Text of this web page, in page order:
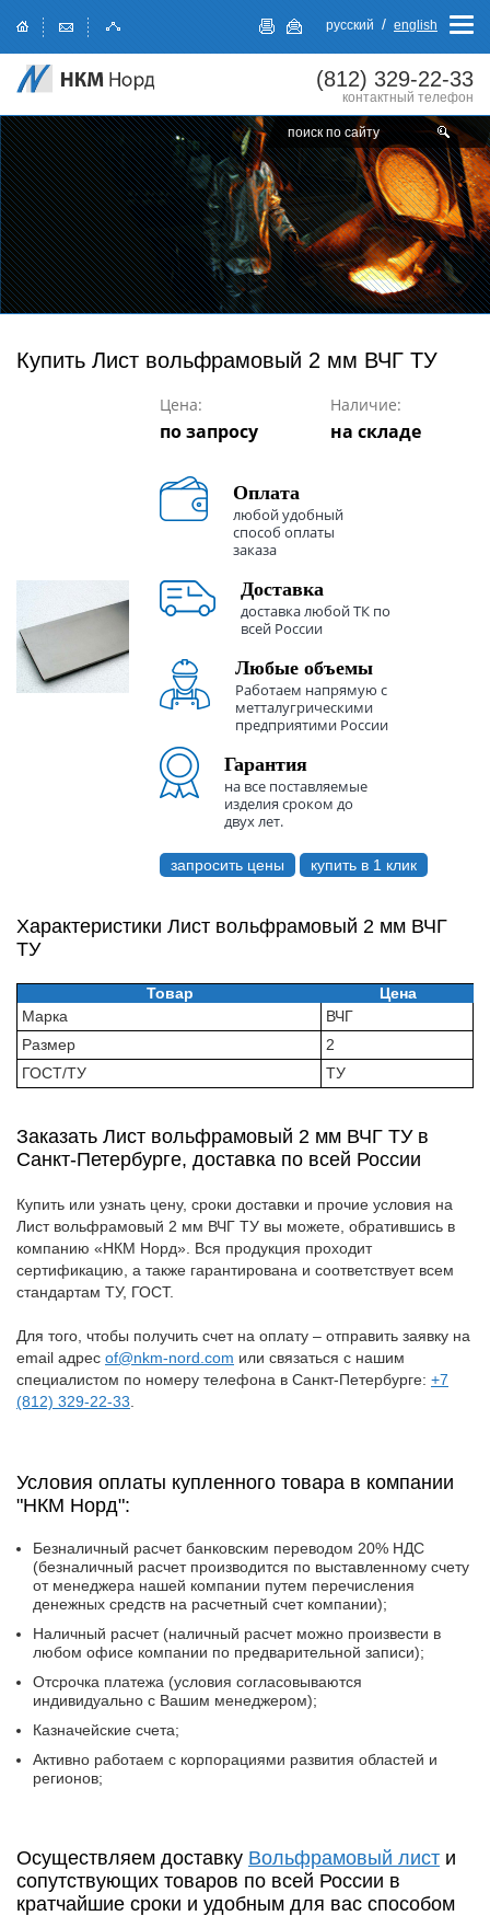
русский / english
(812) 329-22-33
контактный телефон
Купить Лист вольфрамовый 2 мм ВЧГ ТУ
Цена:
по запросу
Наличие:
на складе
Оплата
любой удобный
способ оплаты
заказа
Доставка
доставка любой ТК по
всей России
Любые объемы
Работаем напрямую с
метталугрическими
предприятими России
Гарантия
на все поставляемые
изделия сроком до
двух лет.
запросить цены купить в 1 клик
Характеристики Лист вольфрамовый 2 мм ВЧГ
ТУ
Товар
Цена
Марка
ВЧГ
Размер
2
ГОСТ/ТУ
ТУ
Заказать Лист вольфрамовый 2 мм ВЧГ ТУ в
Санкт-Петербурге, доставка по всей России
Купить или узнать цену, сроки доставки и прочие условия на
Лист вольфрамовый 2 мм ВЧГ ТУ вы можете, обратившись в
компанию «НКМ Норд». Вся продукция проходит
сертификацию, а также гарантирована и соответствует всем
стандартам ТУ, ГОСТ.
Для того, чтобы получить счет на оплату – отправить заявку на
email адрес of@nkm-nord.com или связаться с нашим
специалистом по номеру телефона в Санкт-Петербурге: +7
(812) 329-22-33
Условия оплаты купленного товара в компании
"НКМ Норд":
Безналичный расчет банковским переводом 20% НДС
(безналичный расчет производится по выставленному счету
от менеджера нашей компании путем перечисления
денежных средств на расчетный счет компании);
Наличный расчет (наличный расчет можно произвести в
любом офисе компании по предварительной записи);
Отсрочка платежа (условия согласовываются
индивидуально с Вашим менеджером);
Казначейские счета;
Активно работаем с корпорациями развития областей и
регионов;
Осуществляем доставку Вольфрамовый лист и
сопутствующих товаров по всей России в
кратчайшие сроки и удобным для вас способом